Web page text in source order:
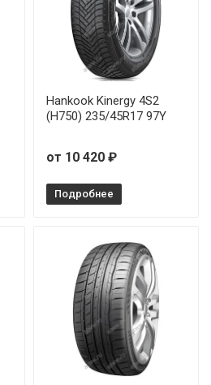
Hankook Kinergy 4S2
(H750) 235/45R17 97Y
от 10 420 ₽
Подробнее